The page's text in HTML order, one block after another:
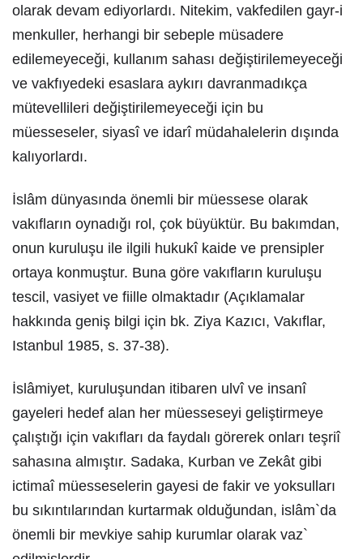
olarak devam ediyorlardı. Nitekim, vakfedilen gayr-i
menkuller, herhangi bir sebeple müsadere
edilemeyeceği, kullanım sahası değiştirilemeyeceği
ve vakfıyedeki esaslara aykırı davranmadıkça
mütevellileri değiştirilemeyeceği için bu
müesseseler, siyasî ve idarî müdahalelerin dışında
kalıyorlardı.
İslâm dünyasında önemli bir müessese olarak
vakıfların oynadığı rol, çok büyüktür. Bu bakımdan,
onun kuruluşu ile ilgili hukukî kaide ve prensipler
ortaya konmuştur. Buna göre vakıfların kuruluşu
tescil, vasiyet ve fiille olmaktadır (Açıklamalar
hakkında geniş bilgi için bk. Ziya Kazıcı, Vakıflar,
Istanbul 1985, s. 37-38).
İslâmiyet, kuruluşundan itibaren ulvî ve insanî
gayeleri hedef alan her müesseseyi geliştirmeye
çalıştığı için vakıfları da faydalı görerek onları teşriî
sahasına almıştır. Sadaka, Kurban ve Zekât gibi
ictimaî müesseselerin gayesi de fakir ve yoksulları
bu sıkıntılarından kurtarmak olduğundan, islâm`da
önemli bir mevkiye sahip kurumlar olarak vaz`